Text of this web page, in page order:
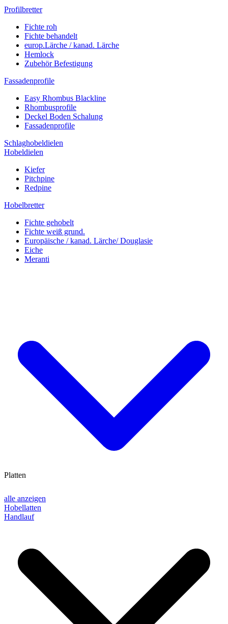
Profilbretter
Fichte roh
Fichte behandelt
europ.Lärche / kanad. Lärche
Hemlock
Zubehör Befestigung
Fassadenprofile
Easy Rhombus Blackline
Rhombusprofile
Deckel Boden Schalung
Fassadenprofile
Schlaghobeldielen
Hobeldielen
Kiefer
Pitchpine
Redpine
Hobelbretter
Fichte gehobelt
Fichte weiß grund.
Europäische / kanad. Lärche/ Douglasie
Eiche
Meranti
alle anzeigen
Hobellatten
Handlauf
Platten